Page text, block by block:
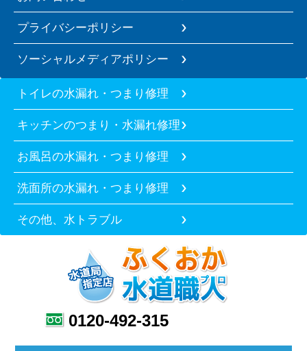
プライバシーポリシー
ソーシャルメディアポリシー
トイレの水漏れ・つまり修理
キッチンのつまり・水漏れ修理
お風呂の水漏れ・つまり修理
洗面所の水漏れ・つまり修理
その他、水トラブル
0120-492-315